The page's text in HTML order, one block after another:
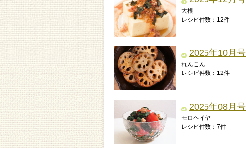
大根
レシピ件数：12件
2025年10月号
れんこん
レシピ件数：12件
2025年08月号
モロヘイヤ
レシピ件数：7件